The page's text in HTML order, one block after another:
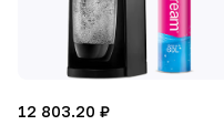
12 803.20 ₽